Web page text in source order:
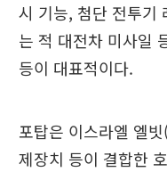
시 기능, 첨단 전투기
는 적 대전차 미사일
등이 대표적이다.
포탑은 이스라엘 엘
제장치 등이 결합한